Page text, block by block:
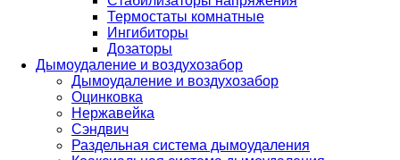
Термостаты комнатные
Ингибиторы
Дозаторы
Дымоудаление и воздухозабор
Дымоудаление и воздухозабор
Оцинковка
Нержавейка
Сэндвич
Раздельная система дымоудаления